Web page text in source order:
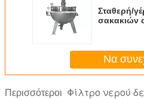
Σταθερή/
σακακιών
Να
Περισσότεροι Φίλτρο νερού